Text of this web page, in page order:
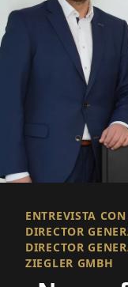
ENTREVISTA
DIRECTOR
DIRECTOR
ZIEGLER GMBH